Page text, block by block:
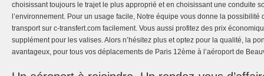
choisissant toujours le trajet le plus approprié et en choisissant une conduite
l’environnement. Pour un usage facile, Notre équipe vous donne la
transport sur c-transfert.com facilement. Vous aussi profitez des prix
supplément pour les valises. Alors n’hésitez plus et optez pour la qualité, la
avantageux, pour tous vos déplacements de Paris 12ème à l’aéroport de